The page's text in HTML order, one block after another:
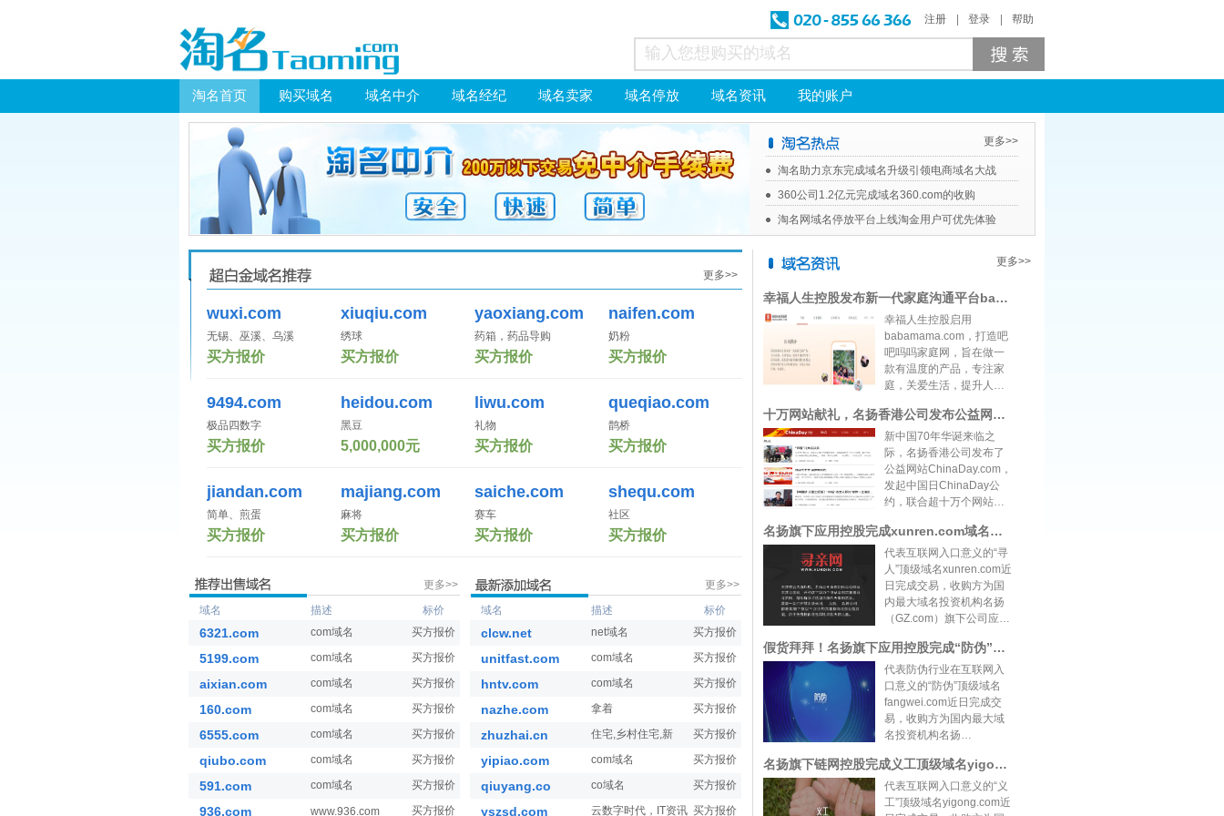
注册 登录 帮助
淘名首页 购买域名 域名中介 域名经纪 域名卖家 域名停放 域名资讯 我的账户
更多>>
淘名助力京东完成域名升级引领电商域名大战
360公司1.2亿元完成域名360.com的收购
淘名网域名停放平台上线淘金用户可优先体验
更多>>
wuxi.com
无锡、巫溪、乌溪
买方报价
xiuqiu.com
绣球
买方报价
yaoxiang.com
药箱，药品导购
买方报价
naifen.com
奶粉
买方报价
9494.com
极品四数字
买方报价
heidou.com
黑豆
5,000,000元
liwu.com
礼物
买方报价
queqiao.com
鹊桥
买方报价
jiandan.com
简单、煎蛋
买方报价
majiang.com
麻将
买方报价
saiche.com
赛车
买方报价
shequ.com
社区
买方报价
更多>>
域名
描述 标价
6321.com com域名 买方报价
5199.com com域名 买方报价
aixian.com com域名 买方报价
160.com com域名 买方报价
6555.com com域名 买方报价
qiubo.com com域名 买方报价
591.com com域名 买方报价
936.com www.936.com 买方报价
更多>>
域名
描述 标价
clcw.net net域名 买方报价
unitfast.com com域名 买方报价
hntv.com com域名 买方报价
nazhe.com 拿着 买方报价
zhuzhai.cn 住宅,乡村住宅,新 买方报价
yipiao.com com域名 买方报价
qiuyang.co co域名 买方报价
yszsd.com 云数字时代，IT资讯 买方报价
更多>>
幸福人生控股发布新一代家庭沟通平台babamama 域名品牌系名扬出品
幸福人生控股启用
babamama.com，打造吧
吧吗吗家庭网，旨在做一
款有温度的产品，专注家
庭，关爱生活，提升人们
能够通过全新的模式改变
家庭中家人的沟通氛围。
据whois显示，
babamama.com由全球域
名品牌行业领导者名扬
（GZ.com）从1999年开始
过20年。 幸福人生控股由
国内婚恋网站百合网联合
创始人，百合佳缘集团原
董事长田范江创办，由知
名VC投资，核心创始团队
来自国内各大知名互联网
力于通过先进技术
十万网站献礼，名扬香港公司发布公益网站ChinaDay.com，向全球宣传中国
新中国70年华诞来临之
际，名扬香港公司发布了
公益网站ChinaDay.com，
发起中国日ChinaDay公
约，联合超十万个网站、
国庆期间指向
ChinaDay.com，向全球宣
传中国正能量。 新中国成
立以来，如今的中国已经
是全球第二大经济体、第
一大贸易国、 第一大外汇
国、钢产量超过世 界的
50%、汽车消费第一大
国、尚未自由兑换的中国
人民币流通量超过欧元居
世界第二、 全球十大港口
中国占据 8 席； 载人、登
核武器、
名扬旗下应用控股完成xunren.com域名收购，将用于搭建公益寻人入口平台
代表互联网入口意义的“寻
人”顶级域名xunren.com近
日完成交易，收购方为国
内最大域名投资机构名扬
（GZ.com）旗下公司应用
科技的温度就在于，能够
利用技术做一些救助和提
升社会幸福感的事情。天
津塘沽大爆炸后，名扬公
司当天即制作公益寻亲网
站，并将旗下数万个网站
（xunqin.com），帮助群
众寻找因大爆炸失散的亲
友。善源一旦打开就无法
假货拜拜！名扬旗下应用控股完成“防伪”对应顶级域名fangwei.com收购
代表防伪行业在互联网入
口意义的“防伪”顶级域名
fangwei.com近日完成交
易，收购方为国内最大域
名投资机构名扬
控股（广州）有限公司。
随着区块链技术的成熟，
防伪行业正迎来全新的机
名扬旗下链网控股完成义工顶级域名yigong.com收购，搭区块链公益平台
代表互联网入口意义的“义
工”顶级域名yigong.com近